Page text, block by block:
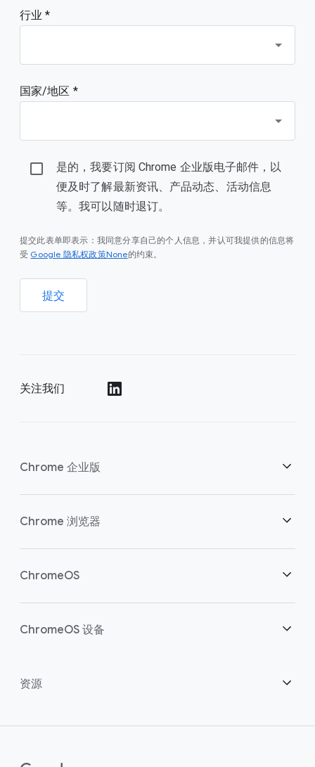
行业 *
国家/地区 *
是的，我要订阅 Chrome 企业版电子邮件，以
便及时了解最新资讯、产品动态、活动信息
等。我可以随时退订。
提交此表单即表示：我同意分享自己的个人信息，并认可我提供的信息将
受 Google 隐私权政策None的约束。
提交
关注我们
Chrome 企业版
安全性
Chrome 浏览器
概述
ChromeOS
概述
联络中心
ChromeOS 设备
概述
设备
资源